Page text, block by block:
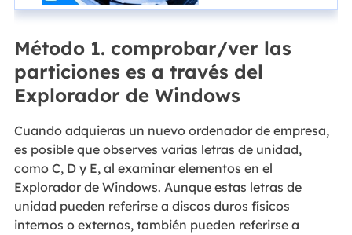
Método 1. comprobar/ver las
particiones es a través del
Explorador de Windows
Cuando adquieras un nuevo ordenador de empresa,
es posible que observes varias letras de unidad,
como C, D y E, al examinar elementos en el
Explorador de Windows. Aunque estas letras de
unidad pueden referirse a discos duros físicos
internos o externos, también pueden referirse a